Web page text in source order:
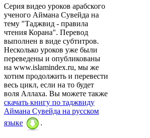
Серия видео уроков арабского
ученого Аймана Сувейда на
тему "Таджвид - правила
чтения Корана". Перевод
выполнен в виде субтитров.
Несколько уроков уже были
переведены и опубликованы
на www.islamindex.ru, мы же
хотим продолжить и перевести
весь цикл, если на то будет
воля Аллаха. Вы можете также
скачать книгу по таджвиду
Аймана Сувейда на русском
языке
.